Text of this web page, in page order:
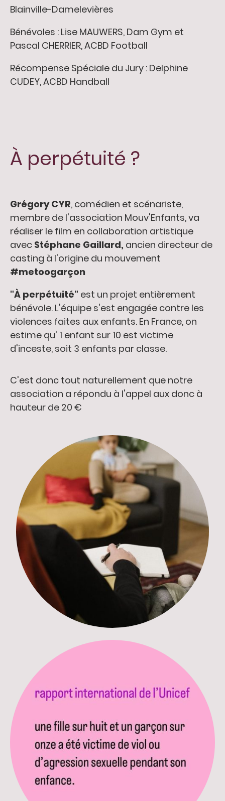
Blainville-Damelevières
Bénévoles : Lise MAUWERS, Dam Gym et
Pascal CHERRIER, ACBD Football
Récompense Spéciale du Jury : Delphine
CUDEY, ACBD Handball
À perpétuité ?
Grégory CYR, comédien et scénariste,
membre de l'association Mouv'Enfants, va
réaliser le film en collaboration artistique
avec Stéphane Gaillard, ancien directeur de
casting à l'origine du mouvement
#metoogarçon
"À perpétuité" est un projet entièrement
bénévole. L'équipe s'est engagée contre les
violences faites aux enfants. En France, on
estime qu' 1 enfant sur 10 est victime
d'inceste, soit 3 enfants par classe.
C'est donc tout naturellement que notre
association a répondu à l'appel aux donc à
hauteur de 20 €